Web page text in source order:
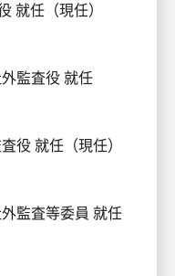
就任（現任）
監査役 就任
役 就任（現任）
監査等委員 就任